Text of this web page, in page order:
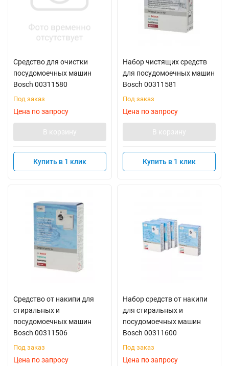
Средство для очистки
посудомоечных машин
Bosch 00311580
Под заказ
Цена по запросу
В корзину
Купить в 1 клик
Набор чистящих средств
для посудомоечных машин
Bosch 00311581
Под заказ
Цена по запросу
В корзину
Купить в 1 клик
Средство от накипи для
стиральных и
посудомоечных машин
Bosch 00311506
Под заказ
Цена по запросу
Набор средств от накипи
для стиральных и
посудомоечных машин
Bosch 00311600
Под заказ
Цена по запросу